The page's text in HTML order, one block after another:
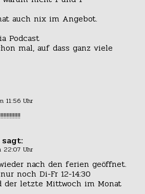
auch nix im Angebot.
Podcast
mal, auf dass ganz viele
11:56 Uhr
sagt:
22:07 Uhr
nach den ferien geöffnet.
noch Di-Fr 12-14:30
der letzte Mittwoch im Monat